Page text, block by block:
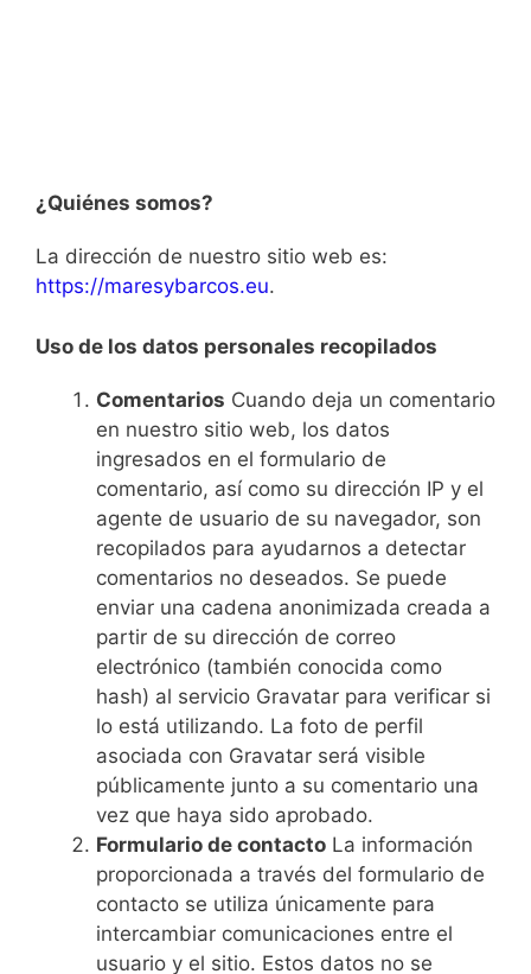
¿Quiénes somos?
La dirección de nuestro sitio web es:
https://maresybarcos.eu.
Uso de los datos personales recopilados
Comentarios Cuando deja un comentario
en nuestro sitio web, los datos
ingresados en el formulario de
comentario, así como su dirección IP y el
agente de usuario de su navegador, son
recopilados para ayudarnos a detectar
comentarios no deseados. Se puede
enviar una cadena anonimizada creada a
partir de su dirección de correo
electrónico (también conocida como
hash) al servicio Gravatar para verificar si
lo está utilizando. La foto de perfil
asociada con Gravatar será visible
públicamente junto a su comentario una
vez que haya sido aprobado.
Formulario de contacto La información
proporcionada a través del formulario de
contacto se utiliza únicamente para
intercambiar comunicaciones entre el
usuario y el sitio. Estos datos no se